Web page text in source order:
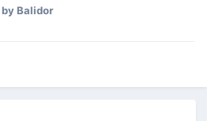
by Balidor